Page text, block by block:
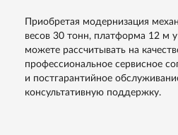
Приобретая модернизация
весов 30 тонн, платформа 12 м
можете рассчитывать на
профессиональное сервисное
и постгарантийное
консультативную поддержку.